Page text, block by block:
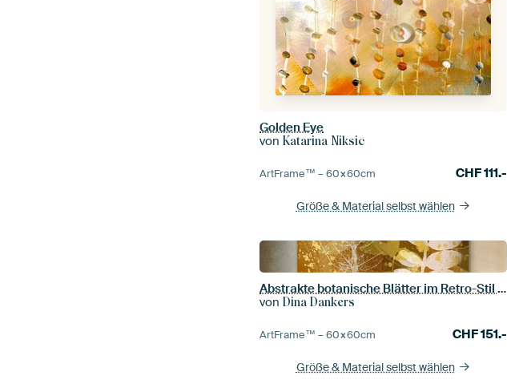
Golden Eye
vonKatarina Niksic
ArtFrame™ –60×60cm CHF111.-
Größe & Material selbst wählen
Abstrakte botanische Blätter im Retro-Stil in Gold, Gelb, Braun und Rost
vonDina Dankers
ArtFrame™ –60×60cm CHF151.-
Größe & Material selbst wählen